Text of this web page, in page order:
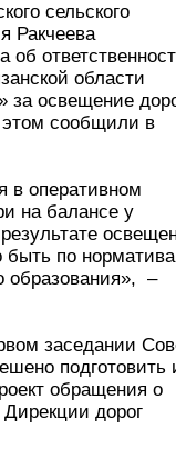
сельского
Ракчеева
об
области
за освещение
сообщили в
в оперативном
на балансе у
быть по
образования», –
заседании
подготовить
обращения о
дорог